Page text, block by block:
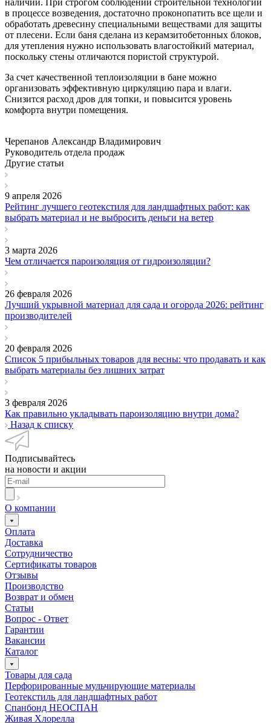
наличии. При строгом соблюдении строительной технологии
в процессе возведения, достаточно проконопатить все щели и
обработать древесину специальными веществами для защиты
от плесени. Если баня сделана из керамзитобетонных блоков,
для утепления нужно использовать влагостойкий материал,
поскольку стены отличаются пористой структурой.
За счет качественной теплоизоляции в бане можно
организовать эффективную циркуляцию пара и влаги.
Снизится расход дров для топки, и повысится уровень
комфорта внутри помещения.
Черепанов Александр Владимирович
Руководитель отдела продаж
Другие статьи
9 апреля 2026
Рейтинг лучшего геотекстиля для ландшафтных работ: как
выбрать материал и не выбросить деньги на ветер
3 марта 2026
Чем отличается пароизоляция от гидроизоляции?
26 февраля 2026
Лучший укрывной материал для сада и огорода 2026: рейтинг
производителей
20 февраля 2026
Список 5 прибыльных товаров для весны: что продавать и как
выбрать материалы без лишних затрат
3 февраля 2026
Как правильно укладывать пароизоляцию внутри дома?
Назад к списку
Подписывайтесь
на новости и акции
О компании
Оплата
Доставка
Сотрудничество
Сертификаты товаров
Отзывы
Производство
Возврат и обмен
Статьи
Вопрос - Ответ
Гарантии
Вакансии
Каталог
Товары для сада
Перфорированные мульчирующие материалы
Геотекстиль для ландшафтных работ
Спанбонд НЕОСПАН
Живая Хлорелла